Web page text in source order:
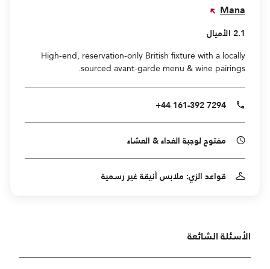
Mana
2.1 الأميال
High-end, reservation-only British fixture with a locally
sourced avant-garde menu & wine pairings.
+44 161-392 7294
مفتوح لوجبة الغداء & العشاء
قواعد الزي: ملابس أنيقة غير رسمية
الأسئلة الشائعة